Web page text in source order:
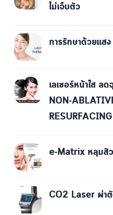
ไม่เจ็บตัว
การรักษาด้วยแส
เลเซอร์หน้าใส ล
NON-
RESURFACING
e-Matrix หลุมสิ
CO2 Laser ผ่า